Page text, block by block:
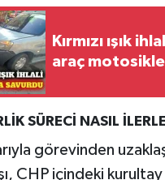
Kırmızı ışık
araç
SÜRECİ NASIL
görevinden
CHP içindeki